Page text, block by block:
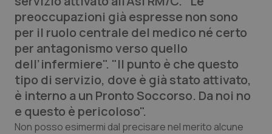
QS Pro
Professionisti Sanitari.AI
Abruzzo
Basilicata
QS Pro Gold
Artrite & artrosi
QS Club Newsletter
preoccupazioni già espresse non sono
per il ruolo centrale del medico né certo
per antagonismo verso quello
dell’infermiere". "Il punto è che questo
tipo di servizio, dove è già stato attivato,
è interno a un Pronto Soccorso. Da noi no
e questo è pericoloso".
Non posso esimermi dal precisare nel merito alcune